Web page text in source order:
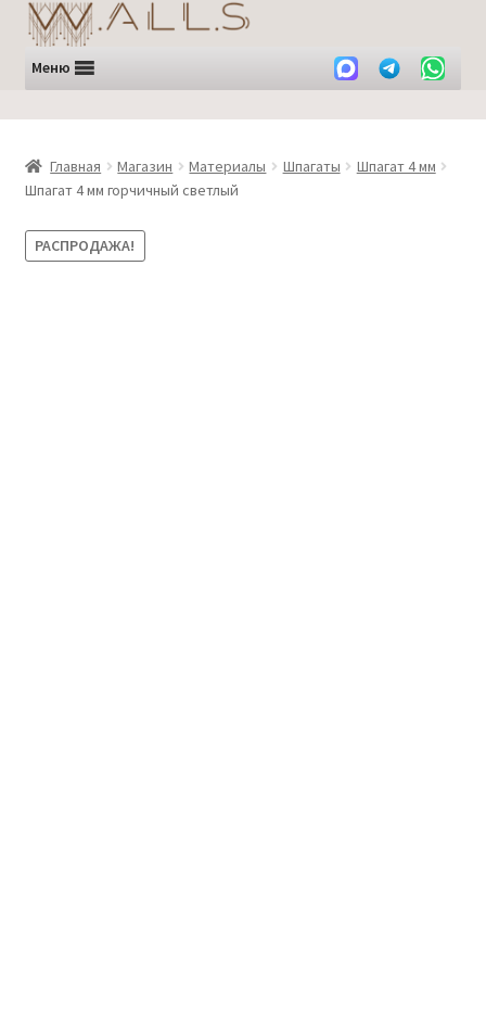
Перейти
к
навигации
Перейти
к
содержимому
Меню
Главная Магазин Материалы Шпагаты
Шпагат 4 мм
Шпагат 4 мм горчичный светлый
РАСПРОДАЖА!